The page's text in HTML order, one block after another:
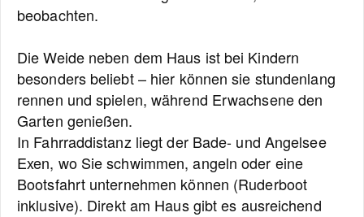
beobachten.
Die Weide neben dem Haus ist bei Kindern
besonders beliebt – hier können sie stundenlang
rennen und spielen, während Erwachsene den
Garten genießen.
In Fahrraddistanz liegt der Bade- und Angelsee
Exen, wo Sie schwimmen, angeln oder eine
Bootsfahrt unternehmen können (Ruderboot
inklusive). Direkt am Haus gibt es ausreichend